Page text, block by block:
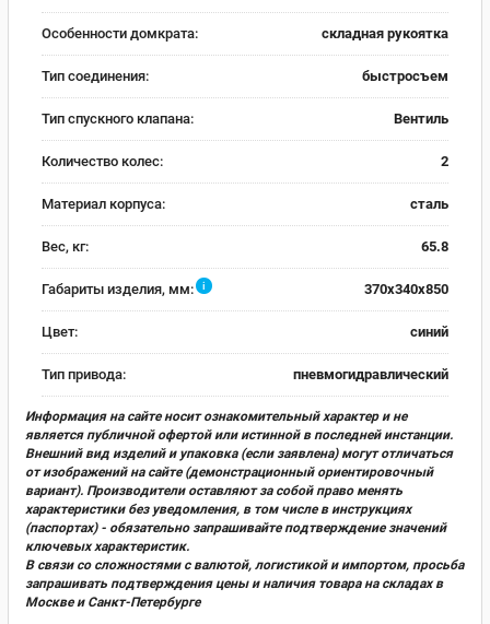
Особенности домкрата: складная рукоятка
Тип соединения: быстросъем
Тип спускного клапана: Вентиль
Количество колес: 2
Материал корпуса: сталь
Вес, кг: 65.8
Габариты изделия, мм: i 370x340x850
Цвет: синий
Тип привода: пневмогидравлический
Информация на сайте носит ознакомительный характер и не
является публичной офертой или истинной в последней инстанции.
Внешний вид изделий и упаковка (если заявлена) могут отличаться
от изображений на сайте (демонстрационный ориентировочный
вариант). Производители оставляют за собой право менять
характеристики без уведомления, в том числе в инструкциях
(паспортах) - обязательно запрашивайте подтверждение значений
ключевых характеристик.
В связи со сложностями с валютой, логистикой и импортом, просьба
запрашивать подтверждения цены и наличия товара на складах в
Москве и Санкт-Петербурге